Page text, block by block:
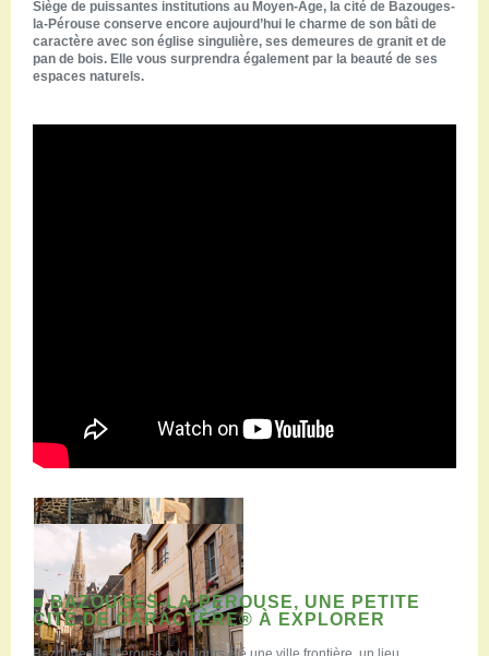
Siège de puissantes institutions au Moyen-Âge, la cité de Bazouges-
la-Pérouse conserve encore aujourd’hui le charme de son bâti de
caractère avec son église singulière, ses demeures de granit et de
pan de bois. Elle vous surprendra également par la beauté de ses
espaces naturels.
■ BAZOUGES-LA-PÉROUSE, UNE PETITE
CITÉ DE CARACTÈRE® À EXPLORER